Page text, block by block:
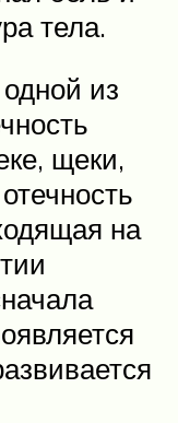
тела.
из
щеки,
на